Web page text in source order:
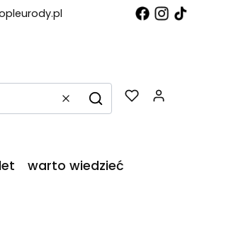
WyczyśćSzukaj
warto wiedzieć